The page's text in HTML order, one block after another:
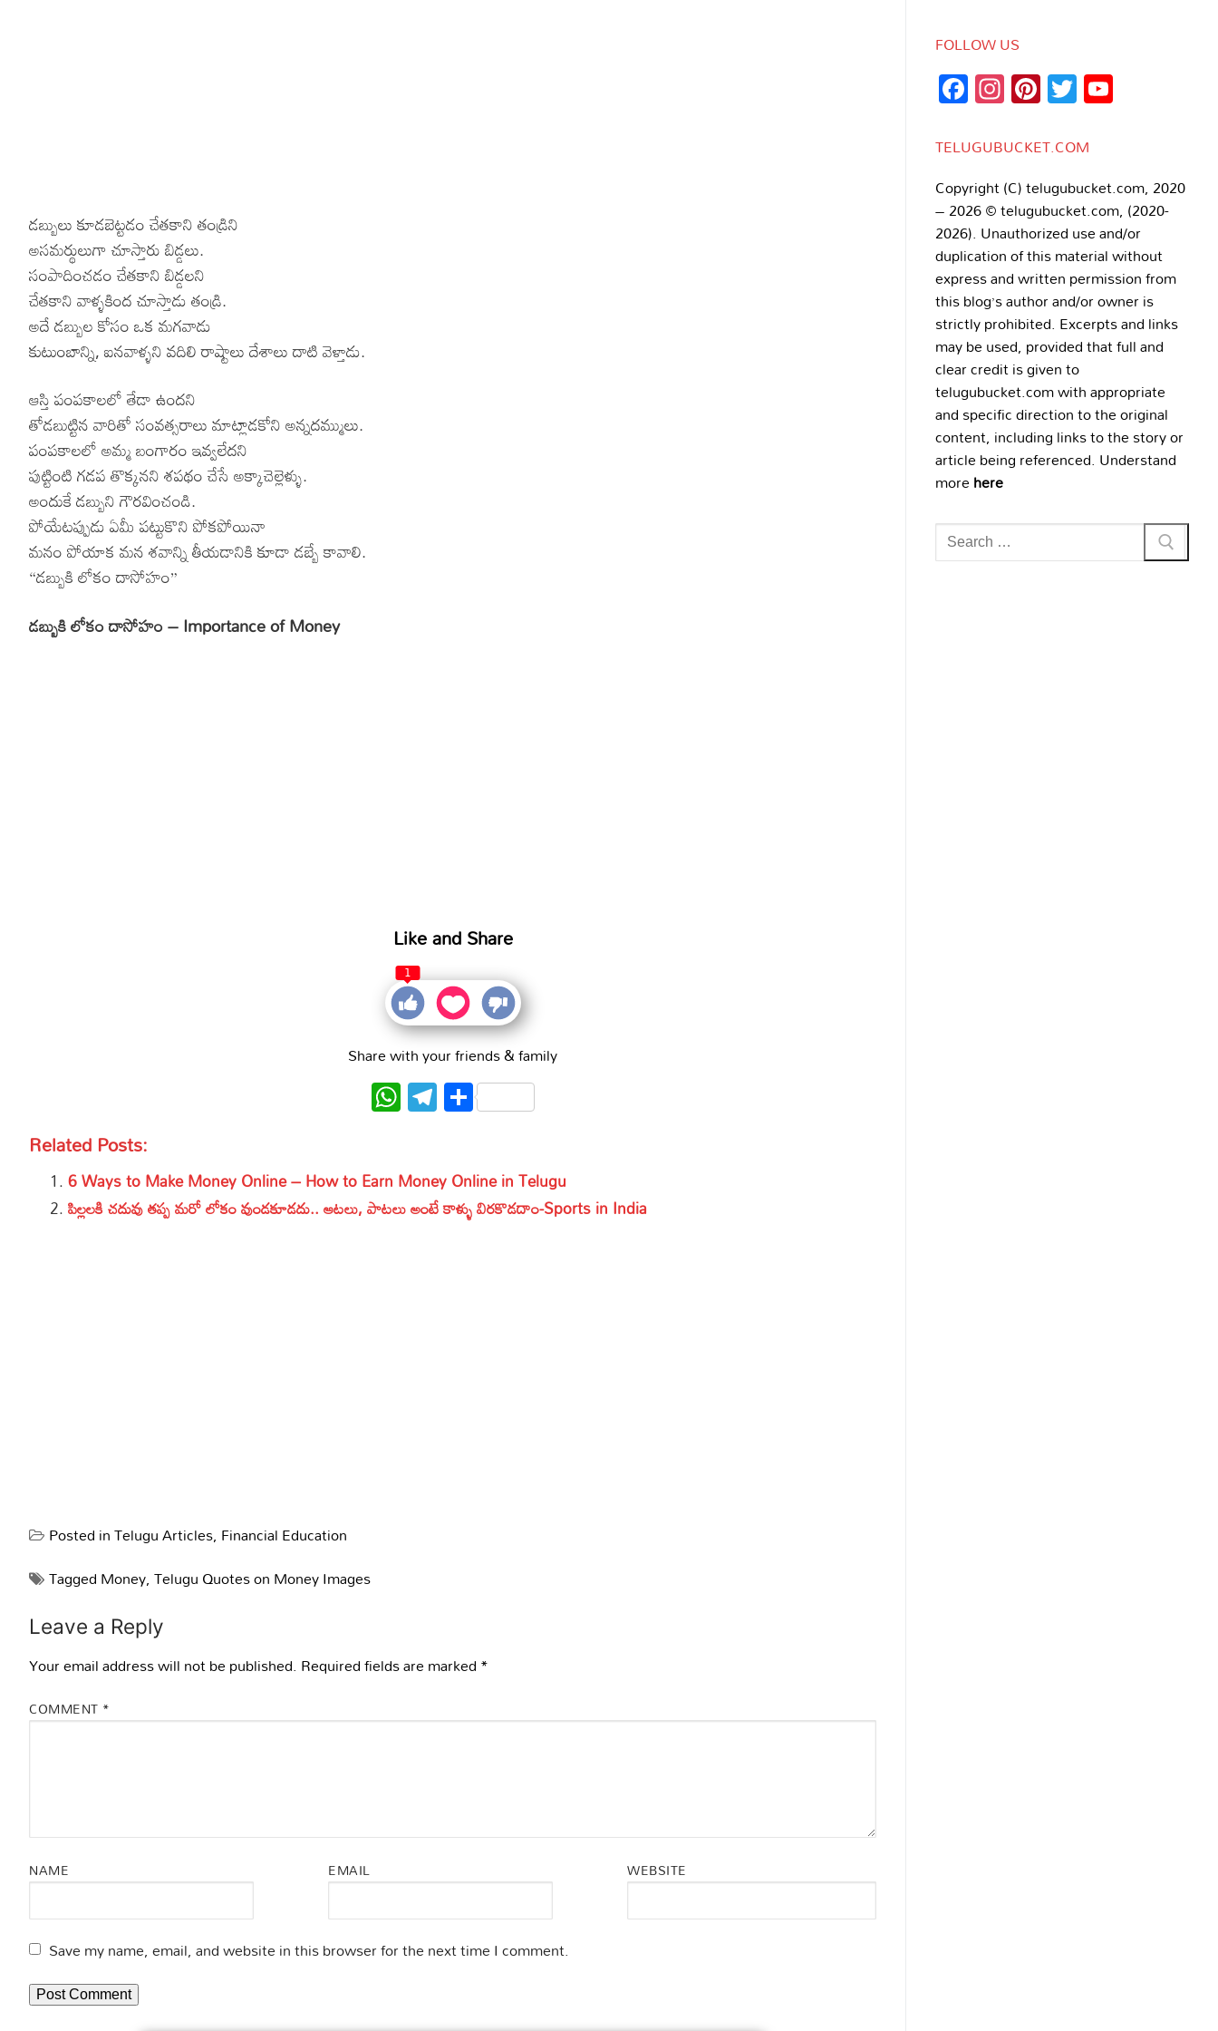
డబ్బులు కూడబెట్టడం చేతకాని తండ్రిని
అసమర్థులుగా చూస్తారు బిడ్డలు.
సంపాదించడం చేతకాని బిడ్డలని
చేతకాని వాళ్ళకింద చూస్తాడు తండ్రి.
అదే డబ్బుల కోసం ఒక మగవాడు
కుటుంబాన్ని, ఐనవాళ్ళని వదిలి రాష్టాలు దేశాలు దాటి వెళ్తాడు.
ఆస్తి పంపకాలలో తేడా ఉందని
తోడబుట్టిన వారితో సంవత్సరాలు మాట్లాడకోని అన్నదమ్ములు.
పంపకాలలో అమ్మ బంగారం ఇవ్వలేదని
పుట్టింటి గడప తొక్కనని శపథం చేసే అక్కాచెల్లెళ్ళు.
అందుకే డబ్బుని గౌరవించండి.
పోయేటప్పుడు ఏమీ పట్టుకొని పోకపోయినా
మనం పోయాక మన శవాన్ని తీయడానికి కూడా డబ్బే కావాలి.
“డబ్బుకి లోకం దాసోహం”
డబ్బుకి లోకం దాసోహం – Importance of Money
Like and Share
1
Share with your friends & family
WhatsApp
Telegram
Share
Related Posts:
6 Ways to Make Money Online – How to Earn Money Online in Telugu
పిల్లలకి చదువు తప్ప మరో లోకం వుండకూడదు.. ఆటలు, పాటలు అంటే కాళ్ళు విరకొడదాం-Sports in India
Posted inTelugu Articles, Financial Education
TaggedMoney,Telugu Quotes on Money Images
Leave a Reply
Your email address will not be published. Required fields are marked*
COMMENT *
NAME EMAIL WEBSITE
Save my name, email, and website in this browser for the next time I comment.
FOLLOW US
Facebook
Instagram
Pinterest
Twitter
TELUGUBUCKET.COM
Copyright (C) telugubucket.com, 2020
– 2026 © telugubucket.com, (2020-
2026). Unauthorized use and/or
duplication of this material without
express and written permission from
this blog’s author and/or owner is
strictly prohibited. Excerpts and links
may be used, provided that full and
clear credit is given to
telugubucket.com with appropriate
and specific direction to the original
content, including links to the story or
article being referenced. Understand
morehere
Search
for: